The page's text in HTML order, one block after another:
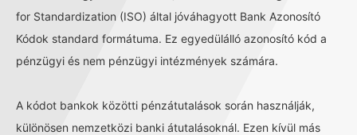
for Standardization (ISO) által jóváhagyott Bank Azonosító
Kódok standard formátuma. Ez egyedülálló azonosító kód a
pénzügyi és nem pénzügyi intézmények számára.
A kódot bankok közötti pénzátutalások során használják,
különösen nemzetközi banki átutalásoknál. Ezen kívül más